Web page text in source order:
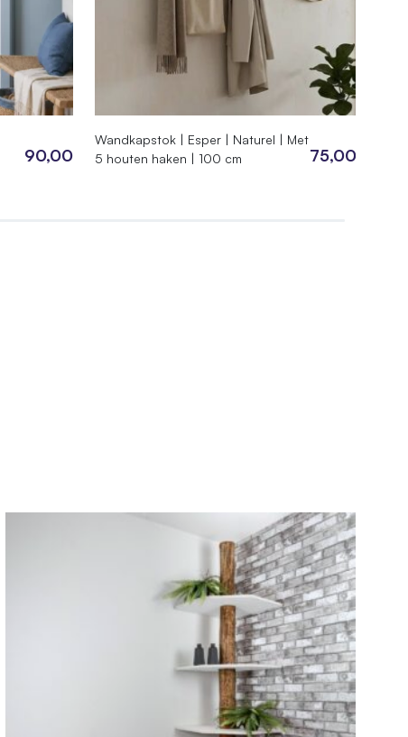
90,00
Wandkapstok | Esper | Naturel | Met
5 houten haken | 100 cm
75,00